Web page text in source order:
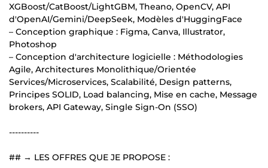
XGBoost/CatBoost/LightGBM, Theano, OpenCV, API
d'OpenAI/Gemini/DeepSeek, Modèles d'HuggingFace
– Conception graphique : Figma, Canva, Illustrator,
Photoshop
– Conception d'architecture logicielle : Méthodologies
Agile, Architectures Monolithique/Orientée
Services/Microservices, Scalabilité, Design patterns,
Principes SOLID, Load balancing, Mise en cache, Message
brokers, API Gateway, Single Sign-On (SSO)
----------
## → LES OFFRES QUE JE PROPOSE :